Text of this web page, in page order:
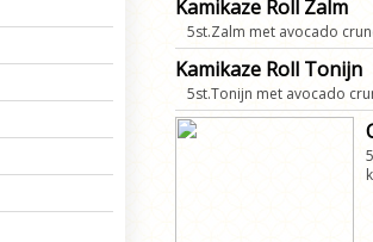
Kamikaze Roll Zalm
5st.Zalm met avocado
Kamikaze Roll Tonijn
5st.Tonijn met avocado